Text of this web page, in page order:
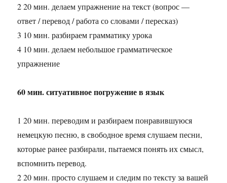
2 20 мин. делаем упражнение на текст (вопрос —
ответ / перевод / работа со словами / пересказ)
3 10 мин. разбираем грамматику урока
4 10 мин. делаем небольшое грамматическое
упражнение
60 мин. ситуативное погружение в язык
1 20 мин. переводим и разбираем понравившуюся
немецкую песню, в свободное время слушаем песни,
которые ранее разбирали, пытаемся понять их смысл,
вспомнить перевод.
2 20 мин. просто слушаем и следим по тексту за вашей